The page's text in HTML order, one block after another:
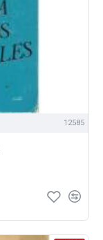
12585